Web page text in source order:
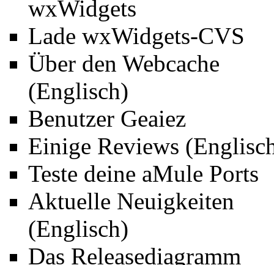
wxWidgets
Lade wxWidgets-CVS
Über den Webcache
(Englisch)
Benutzer Geaiez
Einige Reviews
Teste deine aMule Ports
Aktuelle Neuigkeiten
(Englisch)
Das Releasediagramm